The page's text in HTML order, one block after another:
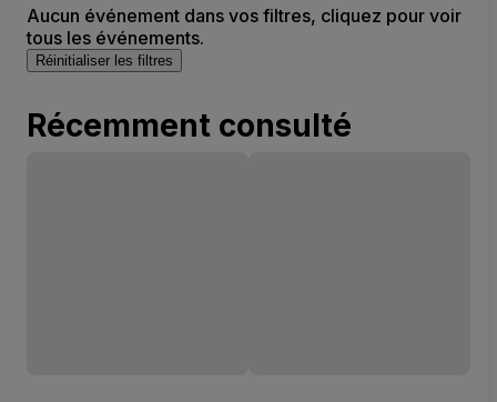
Aucun événement dans vos filtres, cliquez pour voir
tous les événements.
Réinitialiser les filtres
Récemment consulté